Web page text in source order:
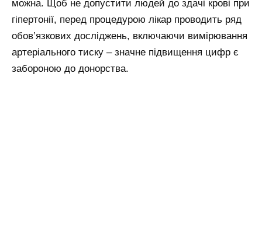
можна. Щоб не допустити людей до здачі крові при
гіпертонії, перед процедурою лікар проводить ряд
обов’язкових досліджень, включаючи вимірювання
артеріального тиску – значне підвищення цифр є
забороною до донорства.